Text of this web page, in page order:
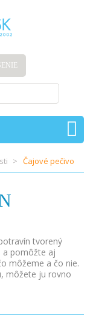
Čajové pečivo
tvorený
a pomôžte aj
môžeme a čo nie.
môžete ju rovno